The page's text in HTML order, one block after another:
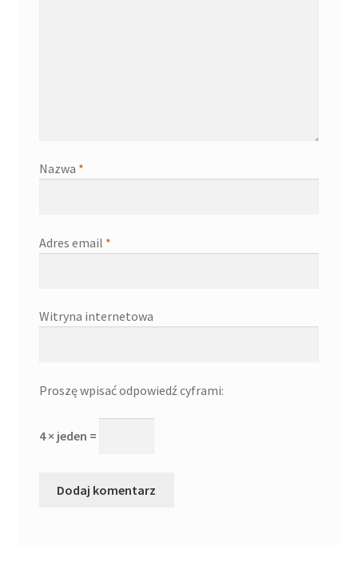
Nazwa *
Adres email *
Witryna internetowa
Proszę wpisać odpowiedź cyframi:
4 × jeden =